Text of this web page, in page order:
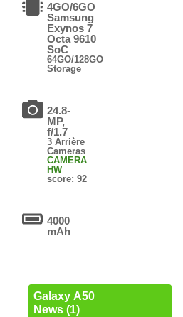
4GO/6GO
Samsung
Exynos 7
Octa 9610
SoC
64GO/128GO
Storage
24.8-
MP,
f/1.7
3 Arrière
Cameras
CAMERA
HW
score: 92
4000
mAh
Galaxy A50
News (1)